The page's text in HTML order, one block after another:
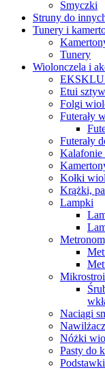
Smyczki
Struny do
Tunery i
Tunery
Wiolonczela i
Etui
Folgi
Futerały
Futerały
Kalafonie
Kołki
Krążki,
Lampki
Naciągi
Nóżki
Pasty do